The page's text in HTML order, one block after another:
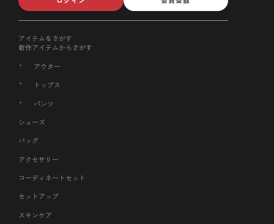
アイテムをさがす
新作アイテムからさがす
アウター
トップス
パンツ
シューズ
バッグ
アクセサリー
コーディネートセット
セットアップ
スキンケア